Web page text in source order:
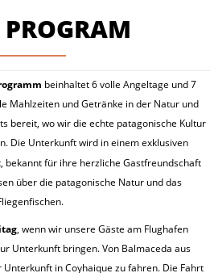
beinhaltet 6 volle Angeltage und 7
Mahlzeiten und Getränke in der Natur und
bereit, wo wir die echte patagonische Kultur
Die Unterkunft wird in einem exklusiven
bekannt für ihre herzliche Gastfreundschaft
über die patagonische Natur und das
, wenn wir unsere Gäste am Flughafen
Unterkunft bringen. Von Balmaceda aus
in Coyhaique zu fahren. Die Fahrt